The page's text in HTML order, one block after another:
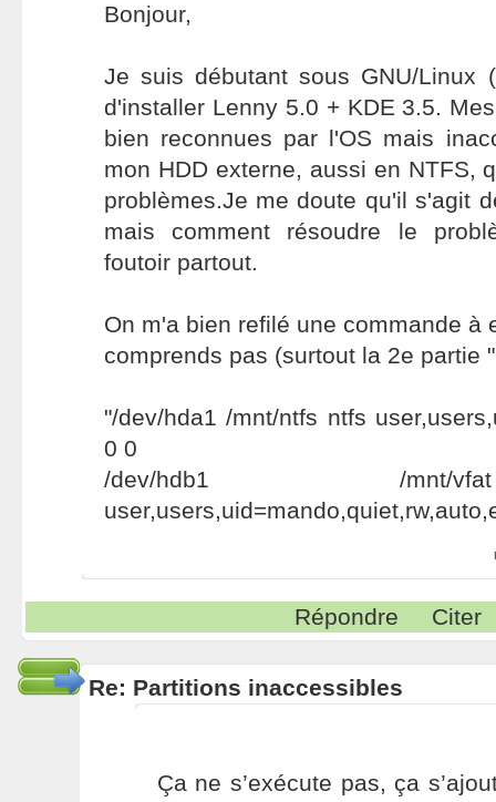
Bonjour,
Je suis débutant sous GNU/Linux
d'installer Lenny 5.0 + KDE 3.5.
bien reconnues par l'OS mais
mon HDD externe, aussi en NTFS,
problèmes.Je me doute qu'il s'agit
mais comment résoudre le
foutoir partout.
On m'a bien refilé une commande à
comprends pas (surtout la 2e partie
"/dev/hda1 /mnt/ntfs ntfs
0 0
/dev/hdb1 /
Répondre Citer
Re: Partitions inaccessibles
Ça ne s’exécute pas, ça